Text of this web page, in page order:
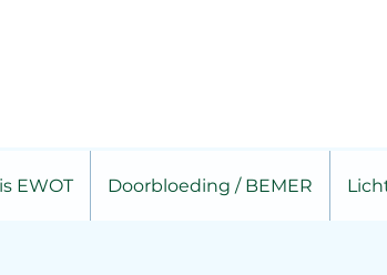
EWOT Doorbloeding / BEMER